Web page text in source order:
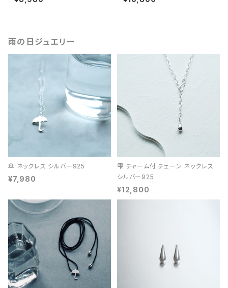
雨の日ジュエリー
傘 ネックレス シルバー925
¥7,980
雫 チャーム付 チェーン ネックレス
シルバー925
¥12,800